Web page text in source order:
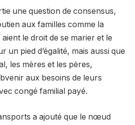
une question de consensus,
aux familles comme la
le droit de se marier et le
un pied d’égalité, mais aussi que
les mères et les pères,
aux besoins de leurs
congé familial payé.
a ajouté que le nœud